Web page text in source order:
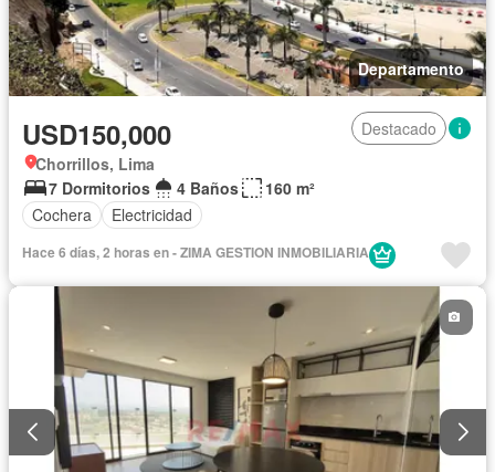
Departamento
USD150,000
Destacado
Chorrillos, Lima
7 Dormitorios
4 Baños
160 m²
Cochera
Electricidad
Hace 6 días, 2 horas en - ZIMA GESTION INMOBILIARIA